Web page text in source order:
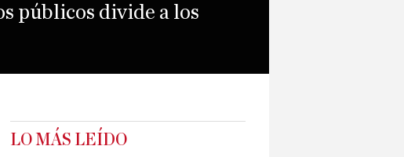
públicos divide a los
LO MÁS LEÍDO